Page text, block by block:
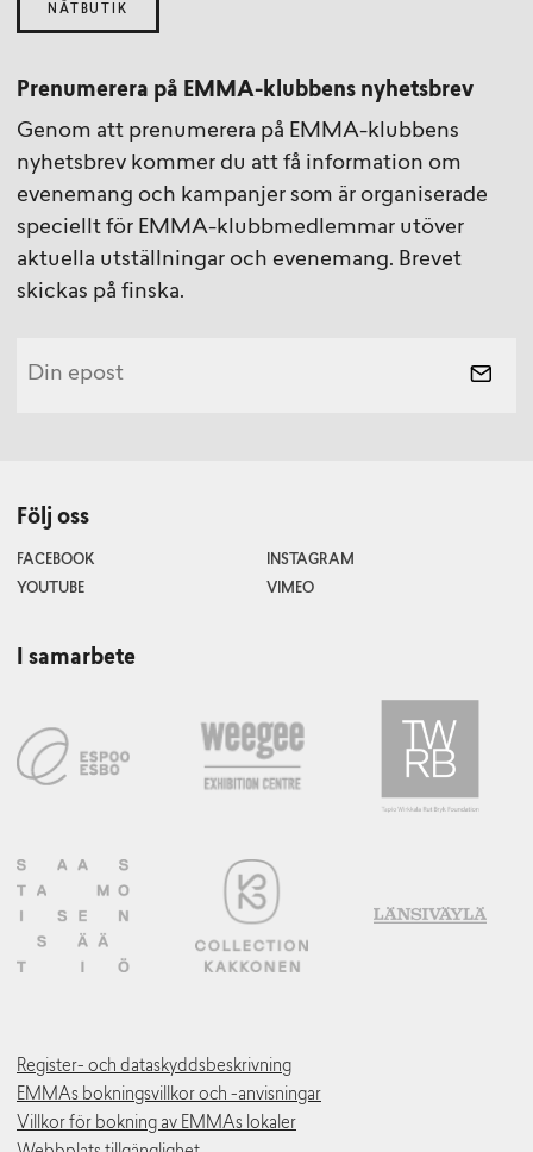
NÄTBUTIK
Prenumerera på EMMA-klubbens nyhetsbrev
Genom att prenumerera på EMMA-klubbens
nyhetsbrev kommer du att få information om
evenemang och kampanjer som är organiserade
speciellt för EMMA-klubbmedlemmar utöver
aktuella utställningar och evenemang. Brevet
skickas på finska.
Följ oss
FACEBOOK
INSTAGRAM
YOUTUBE
VIMEO
I samarbete
Register- och dataskyddsbeskrivning
EMMAs bokningsvillkor och -anvisningar
Villkor för bokning av EMMAs lokaler